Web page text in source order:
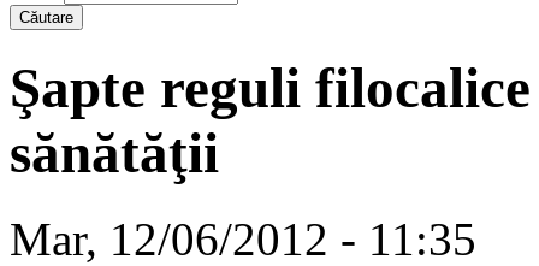
Şapte reguli
sănătăţii
Mar, 12/06/2012 - 11:35